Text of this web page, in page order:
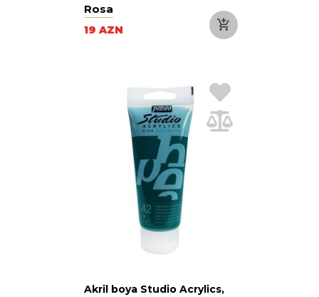
Rosa
19 AZN
Akril boya Studio Acrylics,